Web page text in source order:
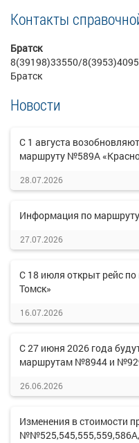
Контакты
Братск
8(39198)33550/
Братск
Новости
С 1 августа
маршруту №589А
28.07.2026
Информация по
27.07.2026
С 18 июля открыт рейс
Томск»
16.07.2026
С 27 июня 2026 года
маршрутам №8944 и
26.06.2026
Изменения в стоимости